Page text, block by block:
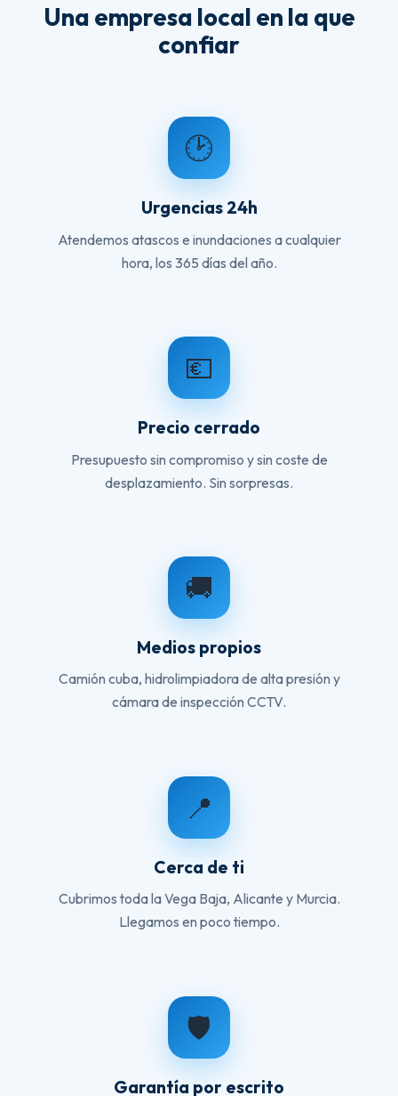
Una empresa local en la que
confiar
🕑
Urgencias 24h
Atendemos atascos e inundaciones a cualquier
hora, los 365 días del año.
💶
Precio cerrado
Presupuesto sin compromiso y sin coste de
desplazamiento. Sin sorpresas.
🚚
Medios propios
Camión cuba, hidrolimpiadora de alta presión y
cámara de inspección CCTV.
📍
Cerca de ti
Cubrimos toda la Vega Baja, Alicante y Murcia.
Llegamos en poco tiempo.
🛡️
Garantía por escrito